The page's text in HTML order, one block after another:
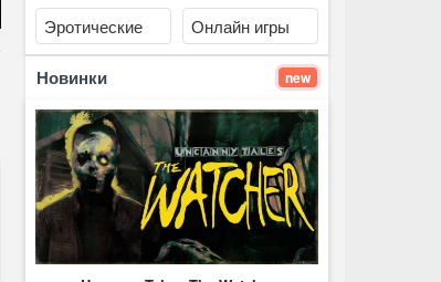
Эротические Онлайн игры
Новинки new